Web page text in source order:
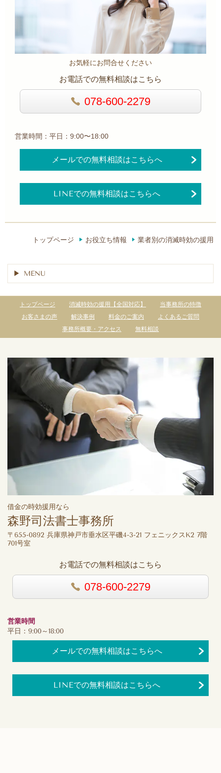
お気軽にお問合せください
お電話での無料相談はこちら
078-600-2279
営業時間：平日：9:00〜18:00
メールでの無料相談はこちらへ
LINEでの無料相談はこちらへ
トップページ お役立ち情報 業者別の消滅時効の援用
MENU
トップページ 消滅時効の援用【全国対応】
当事務所の特徴
お客さまの声
解決事例 料金のご案内
よくあるご質問
事務所概要・アクセス
無料相談
借金の時効援用なら
森野司法書士事務所
〒655-0892 兵庫県神戸市垂水区平磯4-3-21 フェニックスK2 7階
701号室
お電話での無料相談はこちら
078-600-2279
営業時間
平日：9:00～18:00
メールでの無料相談はこちらへ
LINEでの無料相談はこちらへ